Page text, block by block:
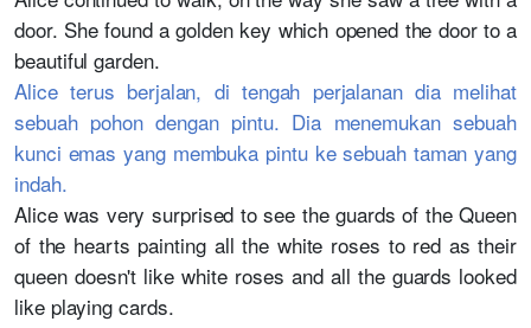
door. She found a golden key which opened the door to a
beautiful garden.
Alice terus berjalan, di tengah perjalanan dia melihat
sebuah pohon dengan pintu. Dia menemukan sebuah
kunci emas yang membuka pintu ke sebuah taman yang
indah.
Alice was very surprised to see the guards of the Queen
of the hearts painting all the white roses to red as their
queen doesn't like white roses and all the guards looked
like playing cards.